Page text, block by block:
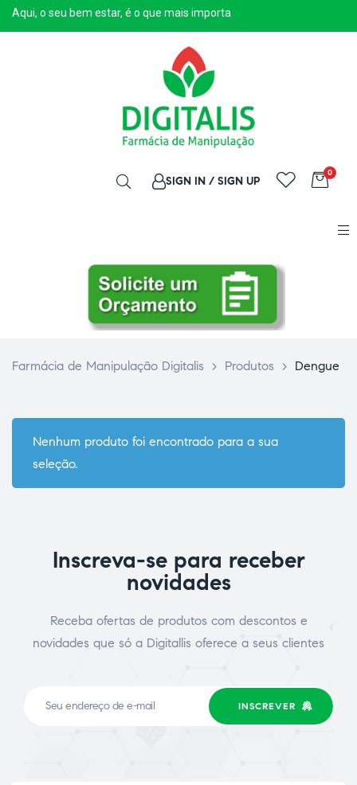
Aqui, o seu bem estar, é o que mais importa
SIGN IN / SIGN UP
0
Farmácia de Manipulação Digitalis > Produtos > Dengue
Nenhum produto foi encontrado para a sua
seleção.
Inscreva-se para receber
novidades
Receba ofertas de produtos com descontos e
novidades que só a Digitallis oferece a seus clientes
INSCREVER